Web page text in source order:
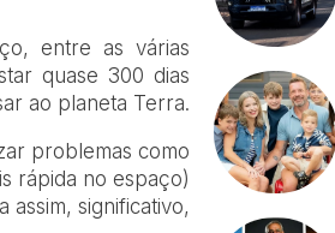
entre as várias
quase 300 dias
ao planeta Terra.
problemas como
rápida no espaço)
significativo,